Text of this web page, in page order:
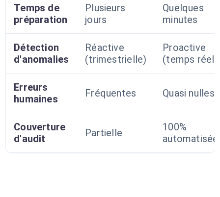
Temps de
préparation
Plusieurs
jours
Quelques
minutes
Détection
d'anomalies
Réactive
(trimestrielle)
Proactive
(temps réel)
Erreurs
humaines
Fréquentes Quasi nulles
Couverture
d'audit
Partielle
100%
automatisée